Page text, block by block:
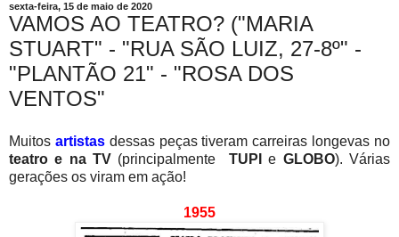
sexta-feira, 15 de maio de 2020
VAMOS AO TEATRO? ("MARIA
STUART" - "RUA SÃO LUIZ, 27-8º" -
"PLANTÃO 21" - "ROSA DOS
VENTOS"
Muitos artistasdessas peças tiveram carreiras longevas no
teatro e na TV (principalmente TUPIe GLOBO). Várias
gerações os viram em ação!
1955